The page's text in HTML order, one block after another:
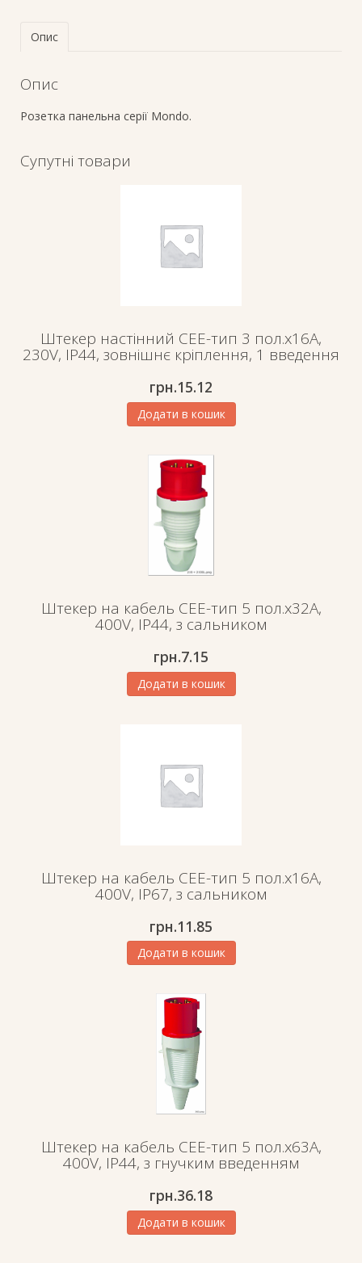
Опис
Опис
Розетка панельна серії Mondo.
Супутні товари
Штекер настінний СЕЕ-тип 3 пол.х16А,
230V, IP44, зовнішнє кріплення, 1 введення
грн.15.12
Додати в кошик
Штекер на кабель СЕЕ-тип 5 пол.х32А,
400V, IP44, з сальником
грн.7.15
Додати в кошик
Штекер на кабель СЕЕ-тип 5 пол.х16А,
400V, IP67, з сальником
грн.11.85
Додати в кошик
Штекер на кабель СЕЕ-тип 5 пол.х63А,
400V, IP44, з гнучким введенням
грн.36.18
Додати в кошик